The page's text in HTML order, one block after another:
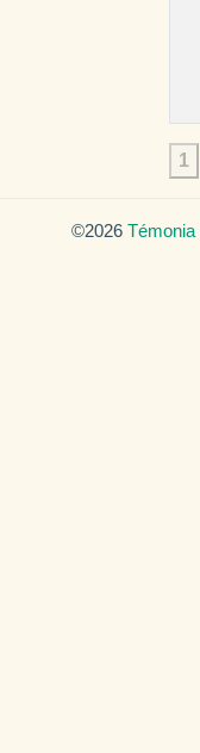
1
©2026 Témonia